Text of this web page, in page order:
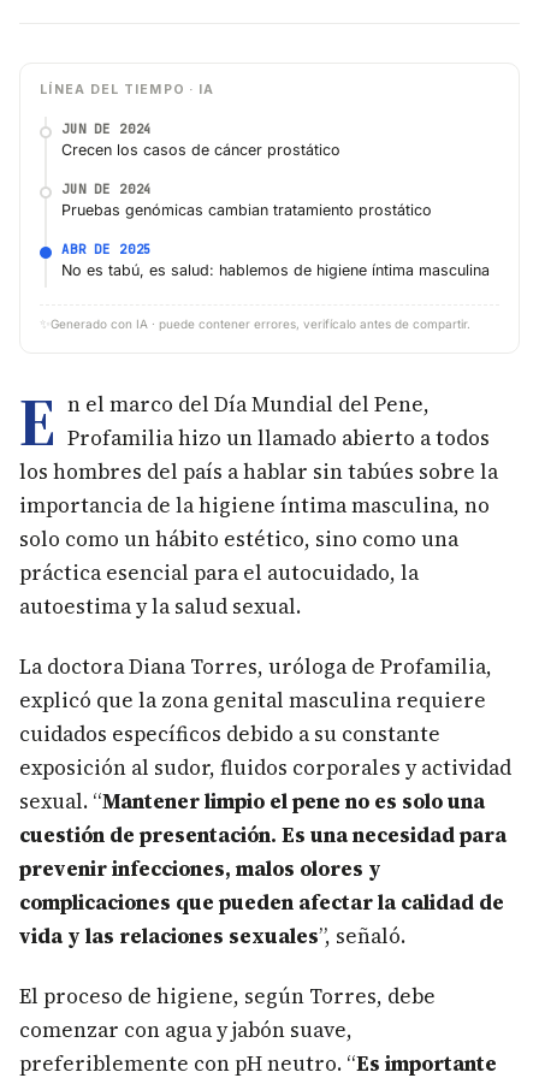
LÍNEA DEL TIEMPO · IA
JUN DE 2024
Crecen los casos de cáncer prostático
JUN DE 2024
Pruebas genómicas cambian tratamiento prostático
ABR DE 2025
No es tabú, es salud: hablemos de higiene íntima masculina
✨ Generado con IA · puede contener errores, verifícalo antes de compartir.
E n el marco del Día Mundial del Pene,
Profamilia hizo un llamado abierto a todos
los hombres del país a hablar sin tabúes sobre la
importancia de la higiene íntima masculina, no
solo como un hábito estético, sino como una
práctica esencial para el autocuidado, la
autoestima y la salud sexual.
La doctora Diana Torres, uróloga de Profamilia,
explicó que la zona genital masculina requiere
cuidados específicos debido a su constante
exposición al sudor, fluidos corporales y actividad
sexual. “Mantener limpio el pene no es solo una
cuestión de presentación. Es una necesidad para
prevenir infecciones, malos olores y
complicaciones que pueden afectar la calidad de
vida y las relaciones sexuales”, señaló.
El proceso de higiene, según Torres, debe
comenzar con agua y jabón suave,
preferiblemente con pH neutro. “Es importante